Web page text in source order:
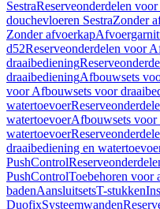
SestraReserveonderdelen
douchevloeren SestraZonder
Zonder afvoerkap
d52Reserveonderdelen voor
draaibediening
draaibedieningAfbouwsets
voor Afbouwsets voor
watertoevoer
watertoevoerAfbouwsets voor
watertoevoer
draaibediening en
PushControl
PushControlToebehoren voor
badenAansluitsetsT-stukken
DuofixSysteemwanden